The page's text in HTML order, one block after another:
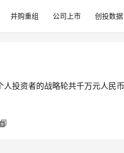
并购重组 公司上市 创投数据
投资者的战略轮共千万元人民